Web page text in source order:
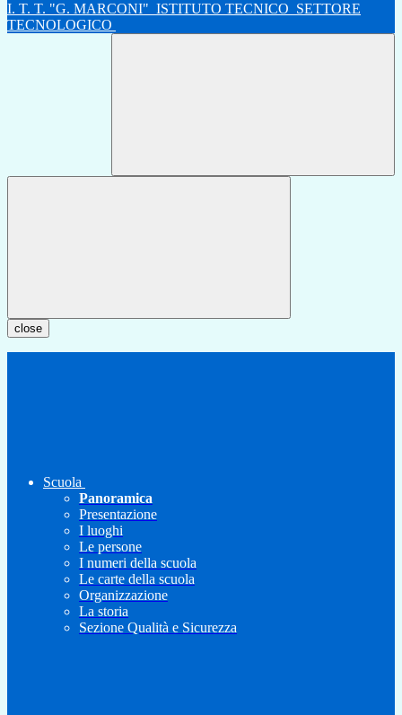
I. T. T. "G. MARCONI" ISTITUTO TECNICO SETTORE
TECNOLOGICO
close
Scuola
Panoramica
Presentazione
I luoghi
Le persone
I numeri della scuola
Le carte della scuola
Organizzazione
La storia
Sezione Qualità e Sicurezza